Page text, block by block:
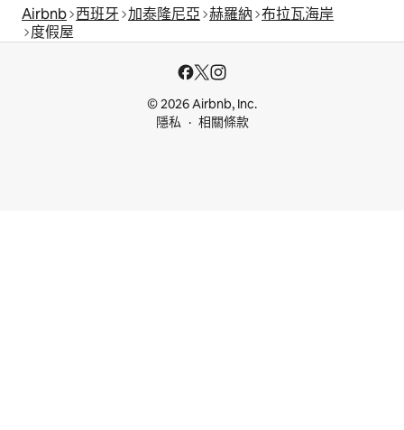
Airbnb 西班牙 加泰隆尼亞 赫羅納 布拉瓦海岸
度假屋
© 2026 Airbnb, Inc.
隱私
相關條款